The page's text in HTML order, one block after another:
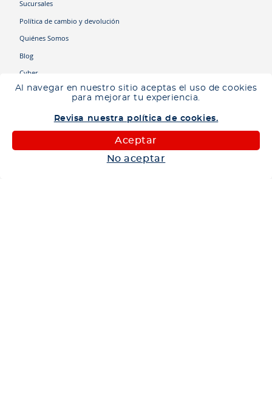
Al navegar en nuestro sitio aceptas el uso de cookies
para mejorar tu experiencia.
Revisa nuestra política de cookies.
Aceptar
No aceptar
Sucursales
Política de cambio y devolución
Quiénes Somos
Blog
Cyber